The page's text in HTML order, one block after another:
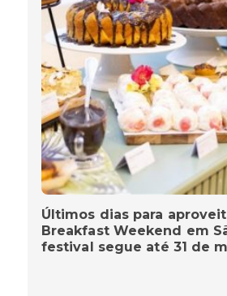
Últimos dias para
Breakfast Weekend em
festival segue até 31 de